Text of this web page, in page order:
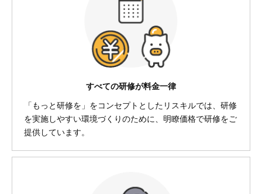
すべての研修が料金一律
「もっと研修を」をコンセプトとしたリスキルでは、研修
を実施しやすい環境づくりのために、明瞭価格で研修をご
提供しています。